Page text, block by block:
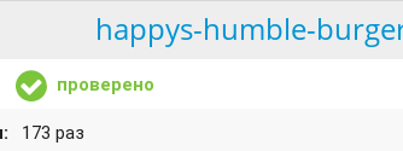
happys-humble-
проверено
173 раз